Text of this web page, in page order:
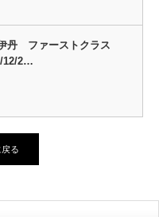
丹 ファーストクラス
12/2…
戻る